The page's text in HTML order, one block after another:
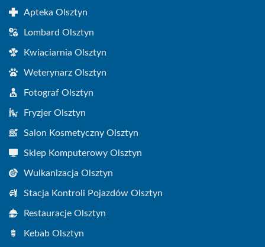
Apteka Olsztyn
Lombard Olsztyn
Kwiaciarnia Olsztyn
Weterynarz Olsztyn
Fotograf Olsztyn
Fryzjer Olsztyn
Salon Kosmetyczny Olsztyn
Sklep Komputerowy Olsztyn
Wulkanizacja Olsztyn
Stacja Kontroli Pojazdów Olsztyn
Restauracje Olsztyn
Kebab Olsztyn